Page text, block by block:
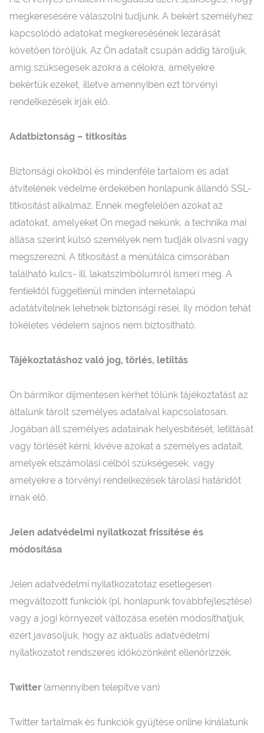
megkeresésére válaszolni tudjunk. A bekért személyhez
kapcsolódó adatokat megkeresésének lezárását
követően töröljük. Az Ön adatait csupán addig tároljuk,
amíg szükségesek azokra a célokra, amelyekre
bekértük ezeket, illetve amennyiben ezt törvényi
rendelkezések írják elő.
Adatbiztonság – titkosítás
Biztonsági okokból és mindenféle tartalom és adat
átvitelének védelme érdekében honlapunk állandó SSL-
titkosítást alkalmaz. Ennek megfelelően azokat az
adatokat, amelyeket Ön megad nekünk, a technika mai
állása szerint külső személyek nem tudják olvasni vagy
megszerezni. A titkosítást a menütálca címsorában
található kulcs- ill. lakatszimbólumról ismeri meg. A
fentiektől függetlenül minden internetalapú
adatátvitelnek lehetnek biztonsági rései, ily módon tehát
tökéletes védelem sajnos nem biztosítható.
Tájékoztatáshoz való jog, törlés, letiltás
Ön bármikor díjmentesen kérhet tőlünk tájékoztatást az
általunk tárolt személyes adataival kapcsolatosan.
Jogában áll személyes adatainak helyesbítését, letiltását
vagy törlését kérni, kivéve azokat a személyes adatait,
amelyek elszámolási célból szükségesek, vagy
amelyekre a törvényi rendelkezések tárolási határidőt
írnak elő.
Jelen adatvédelmi nyilatkozat frissítése és
módosítása
Jelen adatvédelmi nyilatkozatotaz esetlegesen
megváltozott funkciók (pl. honlapunk továbbfejlesztése)
vagy a jogi környezet változása esetén módosíthatjuk,
ezért javasoljuk, hogy az aktuális adatvédelmi
nyilatkozatot rendszeres időközönként ellenőrizzék.
Twitter (amennyiben telepítve van)
Twitter tartalmak és funkciók gyűjtése online kínálatunk